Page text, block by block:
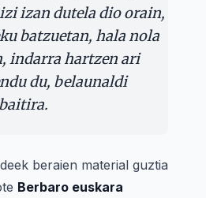
izan dutela dio orain,
batzuetan, hala nola
indarra hartzen ari
du, belaunaldi
beraien material guztia
Berbaro euskara